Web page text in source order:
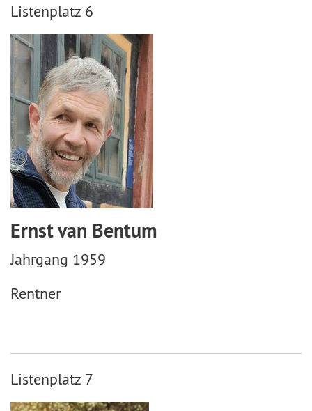
Listenplatz 6
Ernst van Bentum
Jahrgang 1959
Rentner
Listenplatz 7